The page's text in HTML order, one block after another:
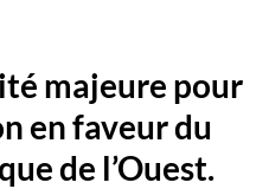
majeure pour
en faveur du
de l’Ouest.